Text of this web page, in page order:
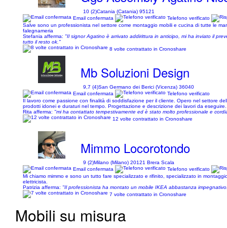
10 (2)Catania (Catania) 95121
Email confermata
Telefono verificato
Salve sono un professionista nel settore come montaggio mobili e cucina di tutte le
falegnameria
Stefania afferma: "Il signor Agatino è arrivato addirittura in anticipo, mi ha inviato il
tutto il resto ok."
8 volte contrattato in Cronoshare
Mb Soluzioni Design
9,7 (4)San Germano dei Berici (Vicenza) 36040
Email confermata
Telefono verificato
Il lavoro come passione con finalità di soddisfazione per il cliente. Opero nel settore
prodotti idonei e duraturi nel tempo. Progettazione e descrizione dei lavori da
Rita afferma: "mi ha contattato tempestivamente ed è stato molto professionale e
12 volte contrattato in Cronoshare
Mimmo Locorotondo
9 (2)Milano (Milano) 20121 Brera Scala
Email confermata
Telefono verificato
Mi chiamo mimmo e sono un tutto fare specializzato e rifinito, specializzato in
elettricista.
Patrizia afferma: "Il professionista ha montato un mobile IKEA abbastanza
7 volte contrattato in Cronoshare
Mobili su misura